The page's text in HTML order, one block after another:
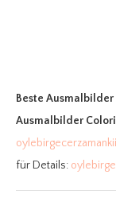
Beste
Ausmalbilder
für Details: